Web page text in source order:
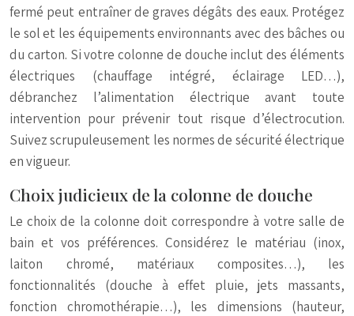
fermé peut entraîner de graves dégâts des eaux. Protégez
le sol et les équipements environnants avec des bâches ou
du carton. Si votre colonne de douche inclut des éléments
électriques (chauffage intégré, éclairage LED…),
débranchez l’alimentation électrique avant toute
intervention pour prévenir tout risque d’électrocution.
Suivez scrupuleusement les normes de sécurité électrique
en vigueur.
Choix judicieux de la colonne de douche
Le choix de la colonne doit correspondre à votre salle de
bain et vos préférences. Considérez le matériau (inox,
laiton chromé, matériaux composites…), les
fonctionnalités (douche à effet pluie, jets massants,
fonction chromothérapie…), les dimensions (hauteur,